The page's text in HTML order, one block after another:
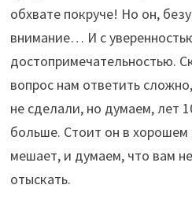
обхвате покруче! Но он,
внимание… И с
достопримечательностью.
вопрос нам ответить
не сделали, но думаем, лет
больше. Стоит он в хорошем
мешает, и думаем, что вам
отыскать.